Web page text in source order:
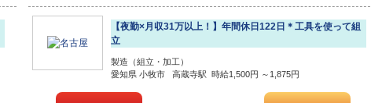
【夜勤×月収31万以上！】年間休日122日＊工具を使って組
立
製造（組立・加工）
愛知県 小牧市 高蔵寺駅 時給1,500円 ～1,875円